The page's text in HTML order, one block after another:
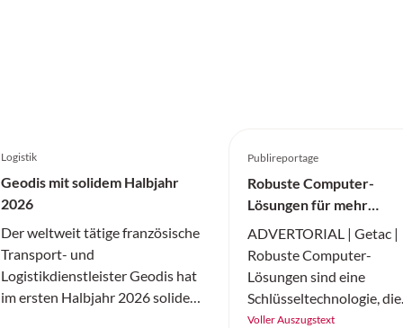
Logistik
Geodis mit solidem Halbjahr
2026
Der weltweit tätige französische
Transport- und
Logistikdienstleister Geodis hat
im ersten Halbjahr 2026 solide
Publireportage
Robuste Computer-
Lösungen für mehr
Produktivität
ADVERTORIAL | Getac |
Robuste Computer-
Lösungen sind eine
Schlüsseltechnologie, die
für eine hohe Effizienz und
Voller Auszugstext